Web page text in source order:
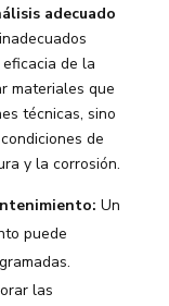
adecuado
de la
materiales que
técnicas, sino
de
y la corrosión.
Un
puede
las